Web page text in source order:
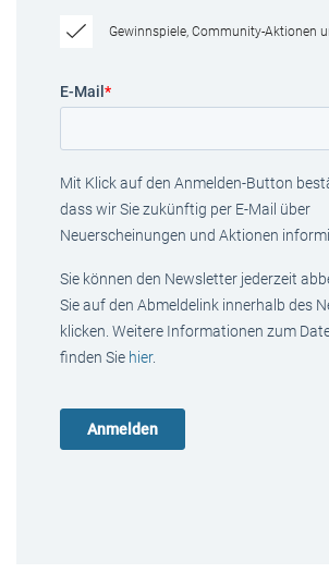
Gewinnspiele, Community-Aktionen
E-Mail *
Mit Klick auf den Anmelden-Button
dass wir Sie zukünftig per E-Mail über
Neuerscheinungen und Aktionen
Sie können den Newsletter jederzeit
Sie auf den Abmeldelink innerhalb des
klicken. Weitere Informationen zum
finden Sie hier.